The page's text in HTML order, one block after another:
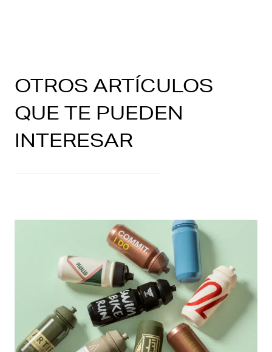
OTROS ARTÍCULOS
QUE TE PUEDEN
INTERESAR